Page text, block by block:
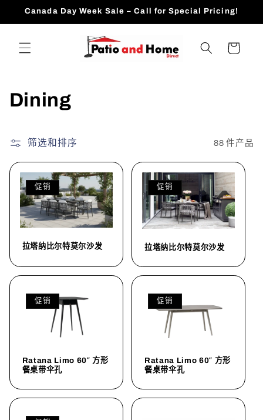
跳到内
Canada Day Week Sale – Call for Special Pricing!
物
收
:
Dining
筛选和排序 88 件产品
促销
拉塔纳比尔特莫尔沙发
促销
拉塔纳比尔特莫尔沙发
促销
Ratana Limo 60″ 方形
餐桌带伞孔
促销
Ratana Limo 60″ 方形
餐桌带伞孔